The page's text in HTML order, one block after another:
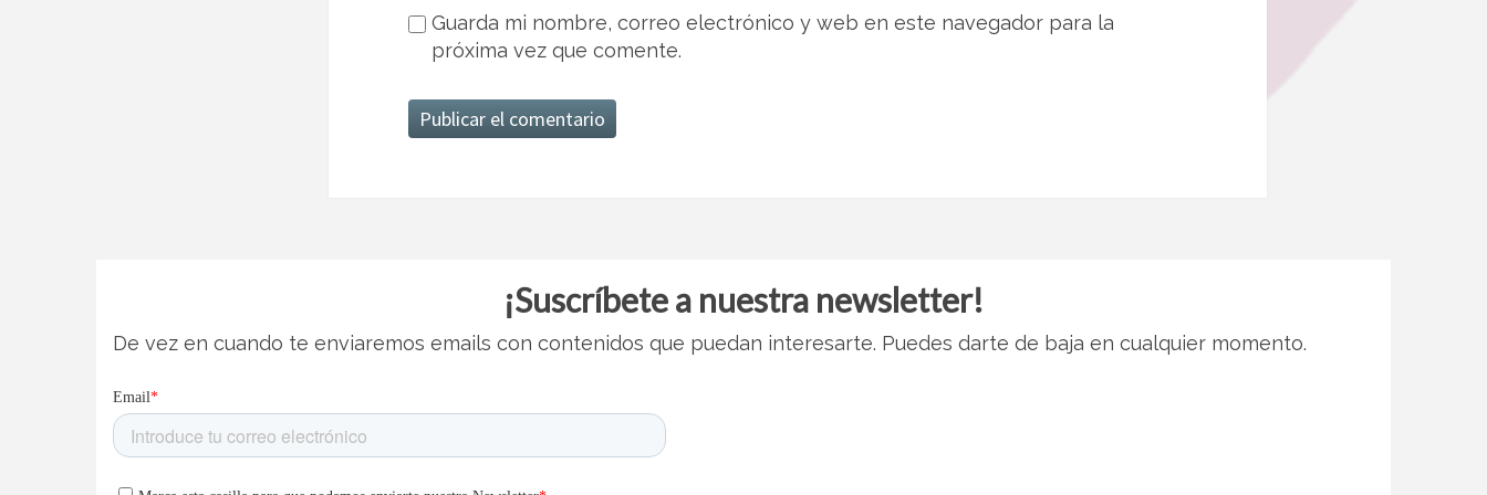
Guarda mi nombre, correo electrónico y web en este navegador para la
próxima vez que comente.
¡Suscríbete a nuestra newsletter!
De vez en cuando te enviaremos emails con contenidos que puedan interesarte. Puedes darte de baja en cualquier momento.